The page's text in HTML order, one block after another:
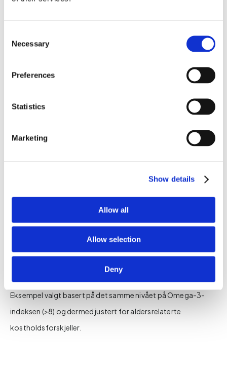
Selection
Necessary
Preferences
Statistics
Marketing
Show details
Allow all
Allow selection
Deny
Omega-6 hos barn sammenlignet med voksne. Merk!
Eksempel valgt basert på det samme nivået på Omega-3-
indeksen (>8) og dermed justert for aldersrelaterte
kostholdsforskjeller.